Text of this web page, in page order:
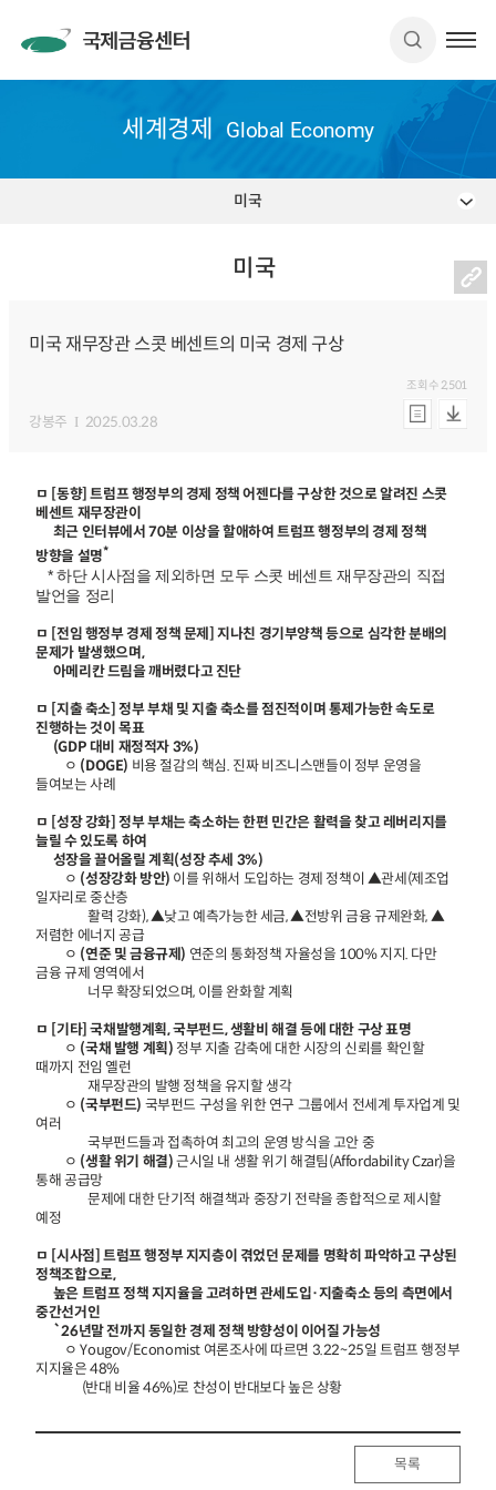
세계경제 Global Economy
미국
미국
미국 재무장관 스콧 베센트의 미국 경제 구상
강봉주 2025.03.28
조회수2,501
ㅁ [동향] 트럼프 행정부의 경제 정책 어젠다를 구상한 것으로 알려진 스콧
베센트 재무장관이
최근 인터뷰에서 70분 이상을 할애하여 트럼프 행정부의 경제 정책
방향을 설명*
* 하단 시사점을 제외하면 모두 스콧 베센트 재무장관의 직접
발언을 정리
ㅁ [전임 행정부 경제 정책 문제] 지나친 경기부양책 등으로 심각한 분배의
문제가 발생했으며,
아메리칸 드림을 깨버렸다고 진단
ㅁ [지출 축소] 정부 부채 및 지출 축소를 점진적이며 통제가능한 속도로
진행하는 것이 목표
(GDP 대비 재정적자 3%)
ㅇ (DOGE) 비용 절감의 핵심. 진짜 비즈니스맨들이 정부 운영을
들여보는 사례
ㅁ [성장 강화] 정부 부채는 축소하는 한편 민간은 활력을 찾고 레버리지를
늘릴 수 있도록 하여
성장을 끌어올릴 계획(성장 추세 3%)
ㅇ (성장강화 방안) 이를 위해서 도입하는 경제 정책이 ▲관세(제조업
일자리로 중산층
활력 강화), ▲낮고 예측가능한 세금, ▲전방위 금융 규제완화, ▲
저렴한 에너지 공급
ㅇ (연준 및 금융규제) 연준의 통화정책 자율성을 100% 지지. 다만
금융 규제 영역에서
너무 확장되었으며, 이를 완화할 계획
ㅁ [기타] 국채발행계획, 국부펀드, 생활비 해결 등에 대한 구상 표명
ㅇ (국채 발행 계획) 정부 지출 감축에 대한 시장의 신뢰를 확인할
때까지 전임 옐런
재무장관의 발행 정책을 유지할 생각
ㅇ (국부펀드) 국부펀드 구성을 위한 연구 그룹에서 전세계 투자업계 및
여러
국부펀드들과 접촉하여 최고의 운영 방식을 고안 중
ㅇ (생활 위기 해결)근시일 내 생활 위기 해결팀(Affordability Czar)을
통해 공급망
문제에 대한 단기적 해결책과 중장기 전략을 종합적으로 제시할
예정
ㅁ [시사점] 트럼프 행정부 지지층이 겪었던 문제를 명확히 파악하고 구상된
정책조합으로,
높은 트럼프 정책 지지율을 고려하면 관세도입·지출축소 등의 측면에서
중간선거인
`26년말 전까지 동일한 경제 정책 방향성이 이어질 가능성
ㅇ Yougov/Economist 여론조사에 따르면 3.22~25일 트럼프 행정부
지지율은 48%
(반대 비율 46%)로 찬성이 반대보다 높은 상황
목록